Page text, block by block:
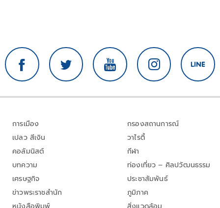
การเมือง
เปลว สีเงิน
คอลัมนิสต์
บทความ
เศรษฐกิจ
ข่าวพระราชสำนัก
กรองสถานการณ์
วาไรตี้
กีฬา
ท่องเที่ยว – ศิลปวัฒนธรรม
ประชาสัมพันธ์
ภูมิภาค